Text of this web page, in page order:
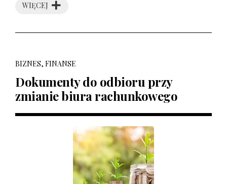
WIĘCEJ
BIZNES, FINANSE
Dokumenty do odbioru przy
zmianie biura rachunkowego